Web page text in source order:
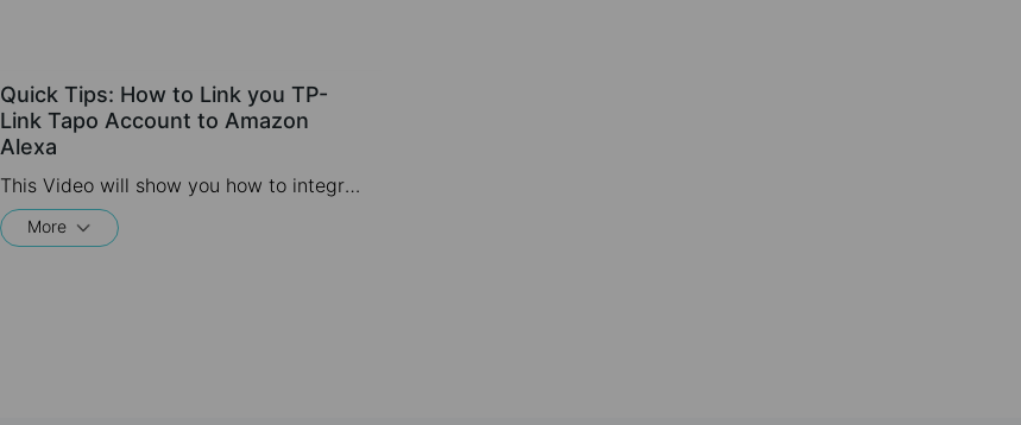
Quick Tips: How to Link you TP-
Link Tapo Account to Amazon
Alexa
This Video will show you how to integrate your Tapo account to Amazon Alexa
More